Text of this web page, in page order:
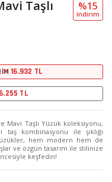
Taşlı
%15
i̇ndi̇ri̇m
16.932 TL
TL
Mavi Taşlı Yüzük koleksiyonu,
kombinasyonu ile şıklığı
hem modern hem de
ve özgün tasarım ile stilinize
keşfedin!